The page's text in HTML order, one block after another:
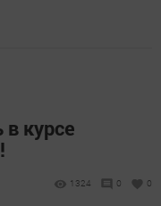
курсе
1324 0 0